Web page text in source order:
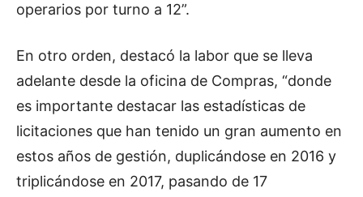
operarios por turno a 12”.
En otro orden, destacó la labor que se lleva
adelante desde la oficina de Compras, “donde
es importante destacar las estadísticas de
licitaciones que han tenido un gran aumento en
estos años de gestión, duplicándose en 2016 y
triplicándose en 2017, pasando de 17